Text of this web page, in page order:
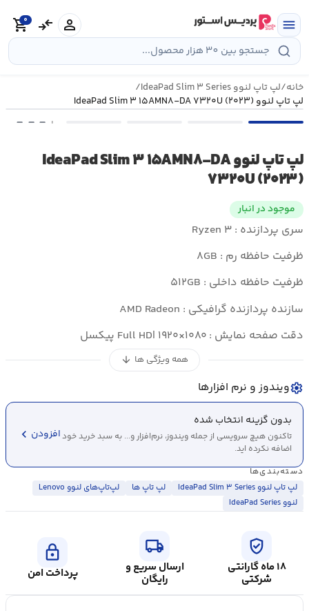
به
محتوا
menu
person
compare_arrows
shopping_cart
0
خانه/لپ تاپ لنوو IdeaPad Slim ۳ Series
/
لپ تاپ لنوو IdeaPad Slim ۳ ۱۵AMN۸-DA ۷۳۲۰U (۲۰۲۳)
•••
لپ تاپ لنوو IdeaPad Slim ۳ ۱۵AMN۸-DA
۷۳۲۰U (۲۰۲۳)
موجود در انبار
سری پردازنده : Ryzen ۳
ظرفیت حافظه رم : ۸GB
ظرفیت حافظه داخلی : ۵۱۲GB
سازنده پردازنده گرافیکی : AMD Radeon
دقت صفحه نمایش : Full HD| ۱۹۲۰×۱۰۸۰ پیکسل
همه ویژگی ها arrow_downward
ویندوز و نرم افزارهاsettings
بدون گزینه انتخاب شده
تاکنون هیچ سرویسی از جمله ویندوز، نرم‌افزار و... به سبد خرید خود
اضافه نکرده اید.
افزودن chevron_left
دسته‌بندی‌ها
لپ تاپ لنوو IdeaPad Slim ۳ Series
لپ تاپ ها
لپ‌تاپ‌های لنوو Lenovo
لنوو IdeaPad Series
verified_user
۱۸ ماه گارانتی
شرکتی
local_shipping
ارسال سریع و
رایگان
lock
پرداخت امن